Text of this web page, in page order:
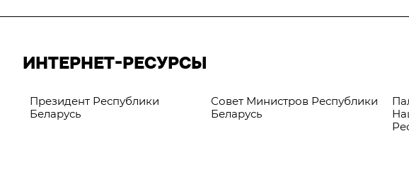
ИНТЕРНЕТ-РЕСУРСЫ
Президент Республики
Беларусь
Совет Министров Республики
Беларусь